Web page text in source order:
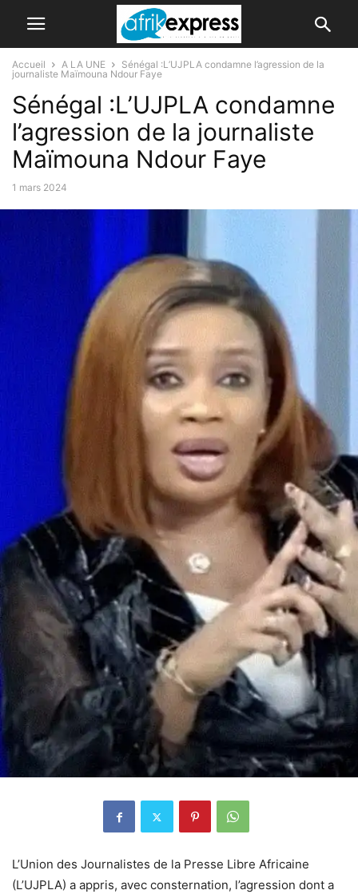
Accueil A LA UNE
Sénégal :L’UJPLA condamne l’agression de la
journaliste Maïmouna Ndour Faye
Sénégal :L’UJPLA condamne
l’agression de la journaliste
Maïmouna Ndour Faye
1 mars 2024
L’Union des Journalistes de la Presse Libre Africaine
(L’UJPLA) a appris, avec consternation, l’agression dont a